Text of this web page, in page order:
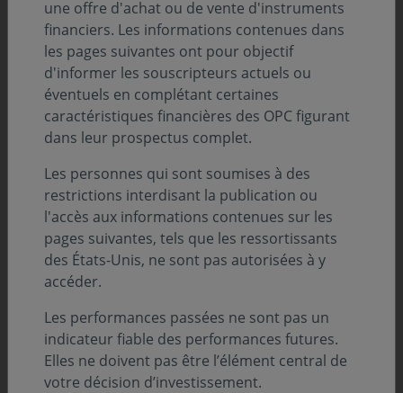
Eric LE COZ
Responsable de l'équipe de gestion
Mandats Taux
une offre d'achat ou de vente d'instruments
financiers. Les informations contenues dans
les pages suivantes ont pour objectif
d'informer les souscripteurs actuels ou
éventuels en complétant certaines
caractéristiques financières des OPC figurant
dans leur prospectus complet.
Les personnes qui sont soumises à des
restrictions interdisant la publication ou
l'accès aux informations contenues sur les
pages suivantes, tels que les ressortissants
des États-Unis, ne sont pas autorisées à y
accéder.
Les performances passées ne sont pas un
indicateur fiable des performances futures.
Elles ne doivent pas être l’élément central de
votre décision d’investissement.